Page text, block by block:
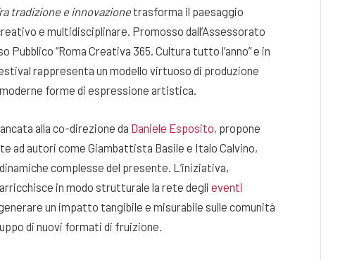
tradizione e innovazionetrasforma il paesaggio
e multidisciplinare. Promosso dall’Assessorato
Pubblico “Roma Creativa 365. Cultura tutto l’anno” e in
rappresenta un modello virtuoso di produzione
forme di espressione artistica.
alla co-direzione da Daniele Esposito, propone
ad autori come Giambattista Basile e Italo Calvino,
complesse del presente. L’iniziativa,
in modo strutturale la rete degli eventi
un impatto tangibile e misurabile sulle comunità
di nuovi formati di fruizione.